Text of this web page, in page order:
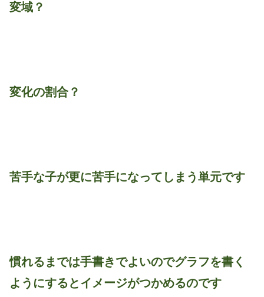
変域？
変化の割合？
苦手な子が更に苦手になってしまう単元です
慣れるまでは手書きでよいのでグラフを書く
ようにするとイメージがつかめるのです